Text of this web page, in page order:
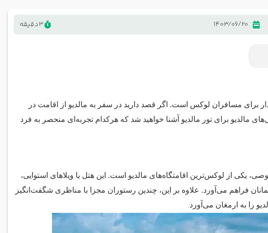
1403/06/20
3دقیقه
برای مسافران لوکس است. اگر قصد دارید در سفر به مالدیو از اقامت در
مالدیو برای تور مالدیو آشنا خواهید شد که هرکدام تجربه‌ای منحصر به فرد
یکی از لوکس‌ترین اقامتگاه‌های مالدیو است. این هتل با ویلاهای استوایی،
فراهم می‌آورد. علاوه بر این، چندین رستوران مجزا با مناظری شگفت‌انگیز
را به ارمغان می‌آورد.